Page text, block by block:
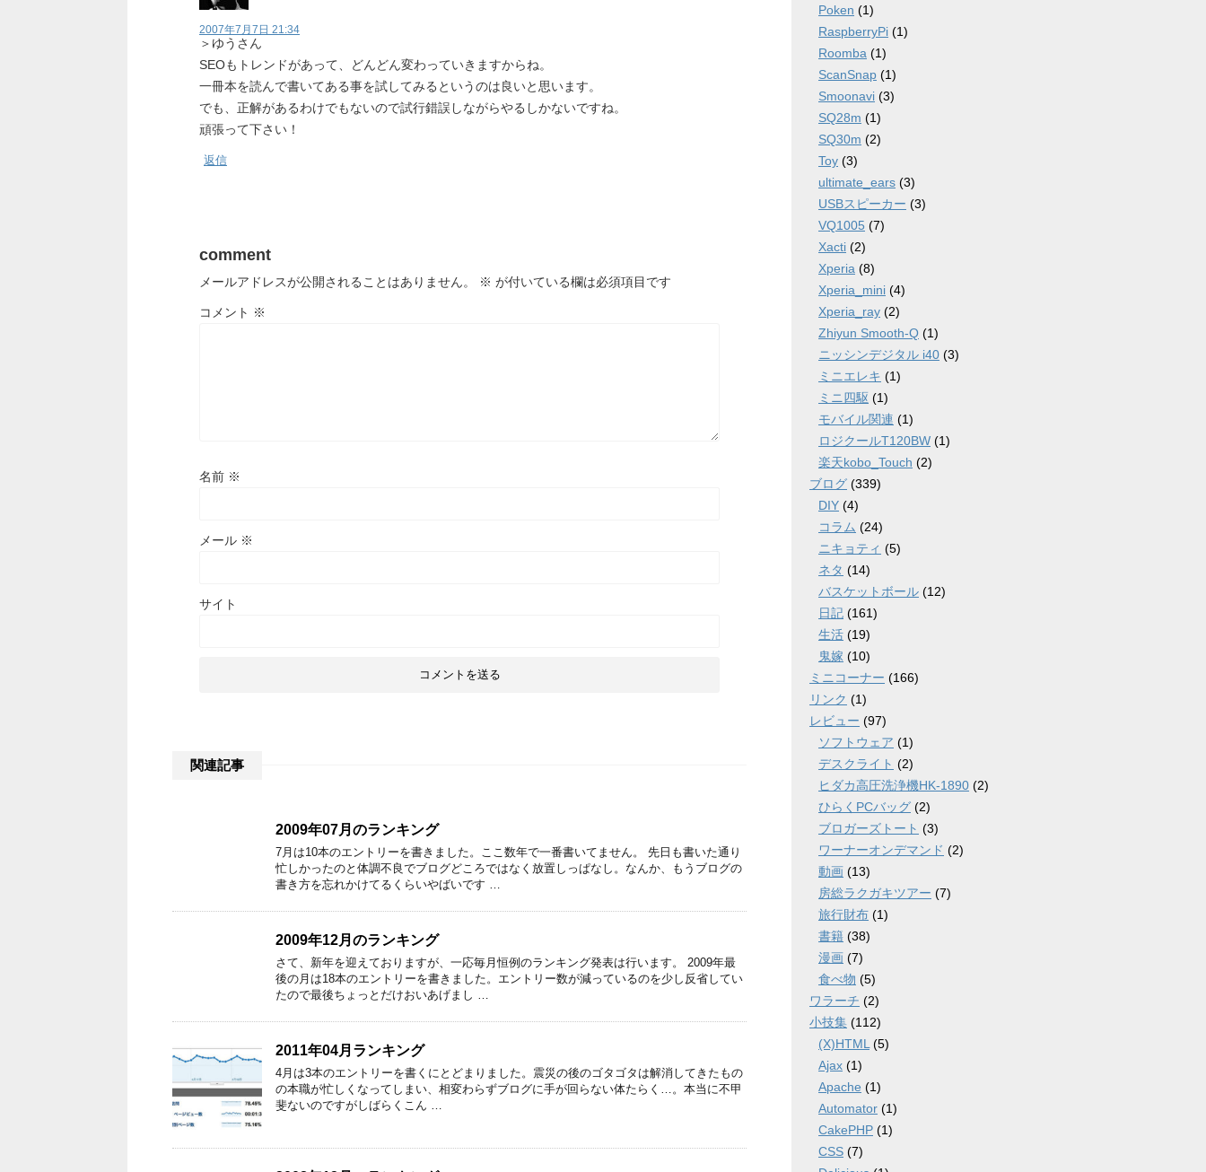
2007年7月7日 21:34
＞ゆうさん
SEOもトレンドがあって、どんどん変わっていきますからね。
一冊本を読んで書いてある事を試してみるというのは良いと思います。
でも、正解があるわけでもないので試行錯誤しながらやるしかないですね。
頑張って下さい！
返信
comment
メールアドレスが公開されることはありません。 ※ が付いている欄は必須項目です
コメント ※
名前 ※
メール ※
サイト
関連記事
2009年07月のランキング
7月は10本のエントリーを書きました。ここ数年で一番書いてません。 先日も書いた通り
忙しかったのと体調不良でブログどころではなく放置しっぱなし。なんか、もうブログの
書き方を忘れかけてるくらいやばいです …
2009年12月のランキング
さて、新年を迎えておりますが、一応毎月恒例のランキング発表は行います。 2009年最
後の月は18本のエントリーを書きました。エントリー数が減っているのを少し反省してい
たので最後ちょっとだけおいあげまし …
2011年04月ランキング
4月は3本のエントリーを書くにとどまりました。震災の後のゴタゴタは解消してきたもの
の本職が忙しくなってしまい、相変わらずブログに手が回らない体たらく…。本当に不甲
斐ないのですがしばらくこん …
Poken (1)
RaspberryPi (1)
Roomba (1)
ScanSnap (1)
Smoonavi (3)
SQ28m (1)
SQ30m (2)
Toy (3)
ultimate_ears (3)
USBスピーカー (3)
VQ1005 (7)
Xacti (2)
Xperia (8)
Xperia_mini (4)
Xperia_ray (2)
Zhiyun Smooth-Q (1)
ニッシンデジタル i40 (3)
ミニエレキ (1)
ミニ四駆 (1)
モバイル関連 (1)
ロジクールT120BW (1)
楽天kobo_Touch (2)
ブログ (339)
DIY (4)
コラム (24)
ニキョティ (5)
ネタ (14)
バスケットボール (12)
日記 (161)
生活 (19)
鬼嫁 (10)
ミニコーナー (166)
リンク (1)
レビュー (97)
ソフトウェア (1)
デスクライト (2)
ヒダカ高圧洗浄機HK-1890 (2)
ひらくPCバッグ (2)
ブロガーズトート (3)
ワーナーオンデマンド (2)
動画 (13)
房総ラクガキツアー (7)
旅行財布 (1)
書籍 (38)
漫画 (7)
食べ物 (5)
ワラーチ (2)
小技集 (112)
(X)HTML (5)
Ajax (1)
Apache (1)
Automator (1)
CakePHP (1)
CSS (7)